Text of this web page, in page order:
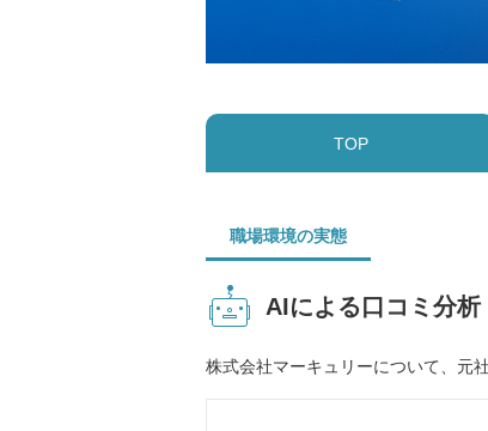
TOP
職場環境の実態
AIによる口コミ分析
株式会社マーキュリーについて、元